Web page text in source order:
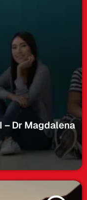
– Dr Magdalena